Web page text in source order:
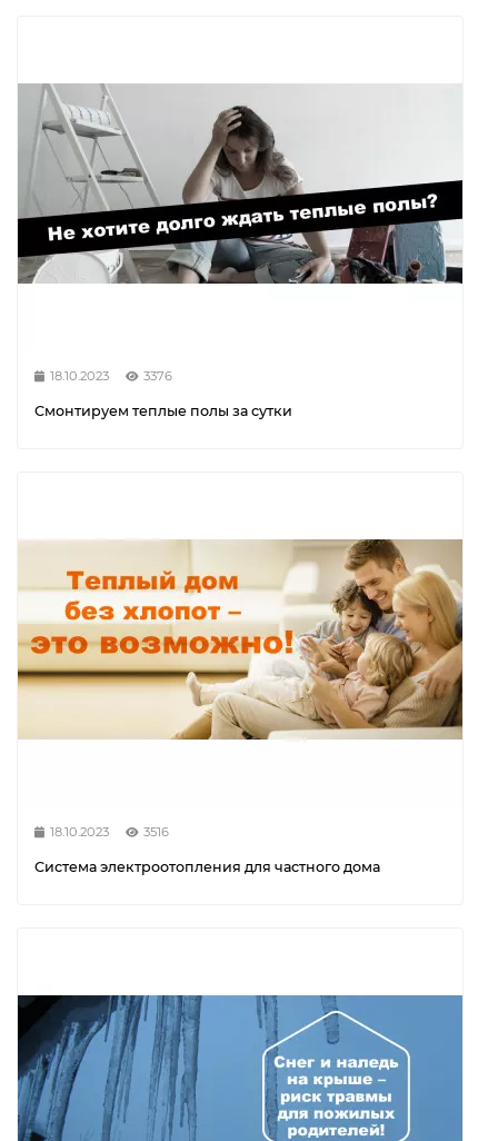
18.10.2023 3376
Смонтируем теплые полы за сутки
18.10.2023 3516
Система электроотопления для частного дома